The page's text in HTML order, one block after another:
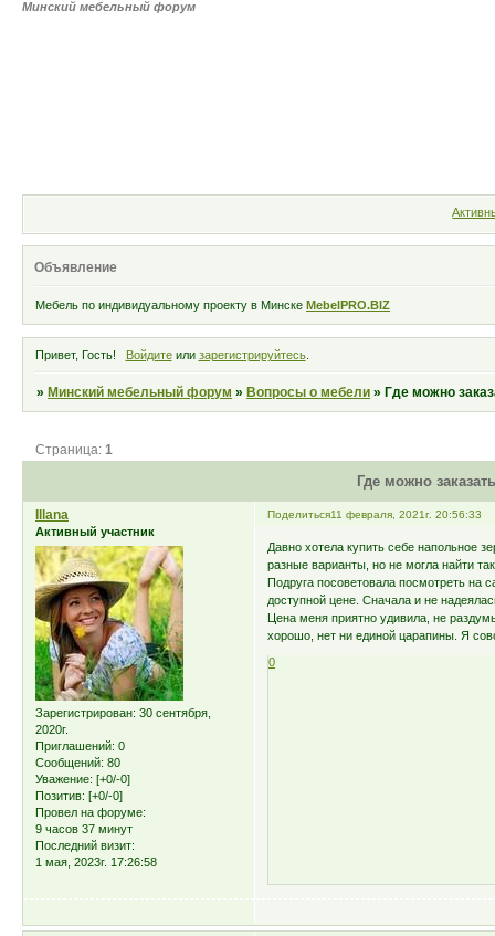
Минский мебельный форум
Объявление
Мебель по индивидуальному проекту в Минске MebelPRO.BIZ
Привет, Гость! Войдитеили зарегистрируйтесь.
» Минский мебельный форум » Вопросы о мебели » Где можно
Где можно
Страница: 1
Поделиться11 февраля, 2021г. 20:56:33
Illana
Активный участник
Зарегистрирован: 30 сентября,
2020г.
Приглашений: 0
Сообщений: 80
Уважение: [+0/-0]
Позитив: [+0/-0]
Провел на форуме:
9 часов 37 минут
Последний визит:
1 мая, 2023г. 17:26:58
Давно хотела купить себе напольное
разные варианты, но не могла найти
Подруга посоветовала посмотреть на
доступной цене. Сначала и не
Цена меня приятно удивила, не
хорошо, нет ни единой царапины. Я
0